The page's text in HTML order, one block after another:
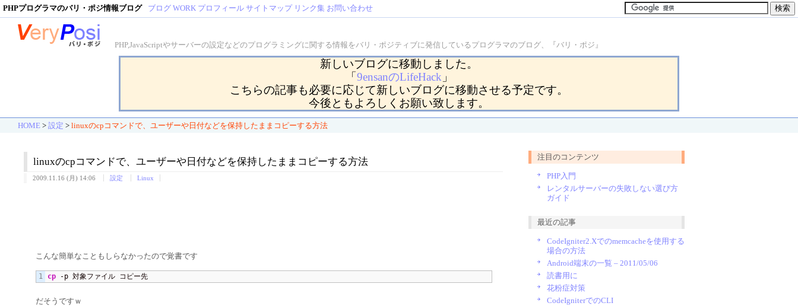
PHPプログラマのバリ・ポジ情報ブログ ブログ WORK プロフィール サイトマップ リンク集 お問い合わせ
PHP,JavaScriptやサーバーの設定などのプログラミングに関する情報をバリ・ポジティブに発信しているプログラマのブログ、『バリ・ポジ』
新しいブログに移動しました。
「 9ensanのLifeHack 」
こちらの記事も必要に応じて新しいブログに移動させる予定です。
今後ともよろしくお願い致します。
HOME > 設定 > linuxのcpコマンドで、ユーザーや日付などを保持したままコピーする方法
linuxのcpコマンドで、ユーザーや日付などを保持したままコピーする方法
2009.11.16 (月) 14:06 設定 Linux
こんな簡単なこともしらなかったので覚書です
cp -p 対象ファイル コピー先
だそうですｗ
注目のコンテンツ
PHP入門
レンタルサーバーの失敗しない選び方
ガイド
最近の記事
CodeIgniter2.Xでのmemcacheを使用する
場合の方法
Android端末の一覧 – 2011/05/06
読書用に
花粉症対策
CodeIgniterでのCLI